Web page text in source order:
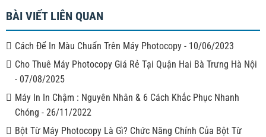
BÀI VIẾT LIÊN QUAN
Cách Để In Màu Chuẩn Trên Máy Photocopy- 10/06/2023
Cho Thuê Máy Photocopy Giá Rẻ Tại Quận Hai Bà Trưng Hà Nội
- 07/08/2025
Máy In In Chậm : Nguyên Nhân & 6 Cách Khắc Phục Nhanh
Chóng - 26/11/2022
Bột Từ Máy Photocopy Là Gì? Chức Năng Chính Của Bột Từ